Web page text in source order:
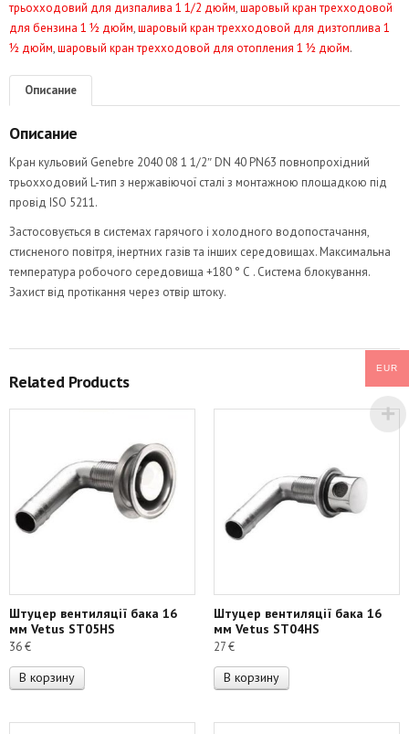
трьохходовий для дизпалива 1 1/2 дюйм,шаровый кран трехходовой
для бензина 1 ½ дюйм,шаровый кран трехходовой для дизтоплива 1
½ дюйм,шаровый кран трехходовой для отопления 1 ½ дюйм.
Описание
Описание
Кран кульовий Genebre 2040 08 1 1/2″ DN 40 PN63 повнопрохідний
трьохходовий L-тип з нержавіючої сталі з монтажною площадкою під
провід ISO 5211.
Застосовується в системах гарячого і холодного водопостачання,
стисненого повітря, інертних газів та інших середовищах. Максимальна
температура робочого середовища +180 ° С . Система блокування.
Захист від протікання через отвір штоку.
Related Products
Штуцер вентиляції бака 16
мм Vetus ST05HS
36€
В корзину
Штуцер вентиляції бака 16
мм Vetus ST04HS
27€
В корзину
EUR